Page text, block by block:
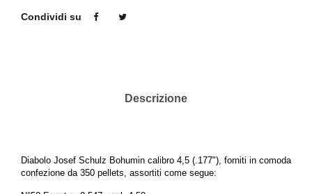
Condividi su
Descrizione
Diabolo Josef Schulz Bohumin calibro 4,5 (.177"), forniti in comoda
confezione da 350 pellets, assortiti come segue: